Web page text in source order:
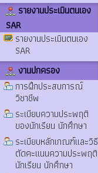
รายงานประเมินตนเอง
SAR
รายงานประเมินตนเอง
SAR
งานปกครอง
การฝึกประสบการณ์
วิชาชีพ
ระเบียบความประพฤติ
ของนักเรียน นักศึกษา
ระเบียบหลักเกณฑ์และวิธี
ตัดคะแนนความประพฤติ
นักเรียน นักศึกษา